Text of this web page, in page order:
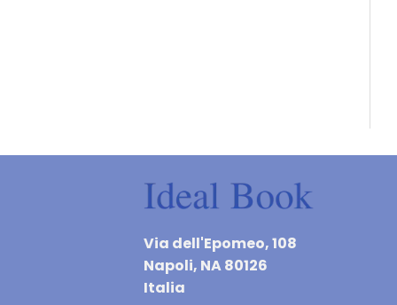
Via dell'Epomeo, 108
Napoli, NA 80126
Italia